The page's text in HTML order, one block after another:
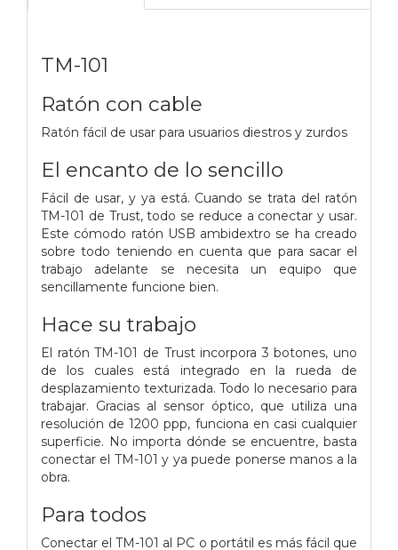
TM-101
Ratón con cable
Ratón fácil de usar para usuarios diestros y zurdos
El encanto de lo sencillo
Fácil de usar, y ya está. Cuando se trata del ratón
TM-101 de Trust, todo se reduce a conectar y usar.
Este cómodo ratón USB ambidextro se ha creado
sobre todo teniendo en cuenta que para sacar el
trabajo adelante se necesita un equipo que
sencillamente funcione bien.
Hace su trabajo
El ratón TM-101 de Trust incorpora 3 botones, uno
de los cuales está integrado en la rueda de
desplazamiento texturizada. Todo lo necesario para
trabajar. Gracias al sensor óptico, que utiliza una
resolución de 1200 ppp, funciona en casi cualquier
superficie. No importa dónde se encuentre, basta
conectar el TM-101 y ya puede ponerse manos a la
obra.
Para todos
Conectar el TM-101 al PC o portátil es más fácil que